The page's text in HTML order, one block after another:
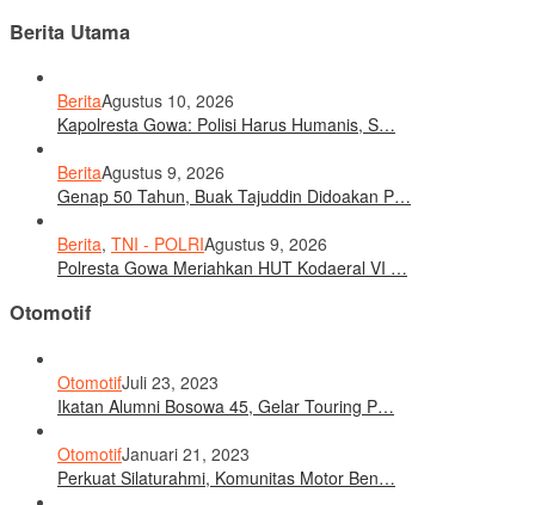
Berita Utama
BeritaAgustus 10, 2026
Kapolresta Gowa: Polisi Harus Humanis, S…
BeritaAgustus 9, 2026
Genap 50 Tahun, Buak Tajuddin Didoakan P…
Berita, TNI - POLRIAgustus 9, 2026
Polresta Gowa Meriahkan HUT Kodaeral VI …
Otomotif
OtomotifJuli 23, 2023
Ikatan Alumni Bosowa 45, Gelar Touring P…
OtomotifJanuari 21, 2023
Perkuat Silaturahmi, Komunitas Motor Ben…